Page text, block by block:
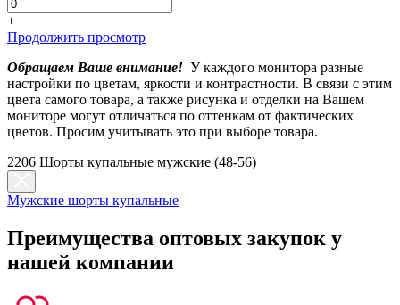
+
Продолжить просмотр
Обращаем Ваше внимание! У каждого монитора разные
настройки по цветам, яркости и контрастности. В связи с этим
цвета самого товара, а также рисунка и отделки на Вашем
мониторе могут отличаться по оттенкам от фактических
цветов. Просим учитывать это при выборе товара.
2206 Шорты купальные мужские (48-56)
Мужские шорты купальные
Преимущества оптовых закупок у
нашей компании